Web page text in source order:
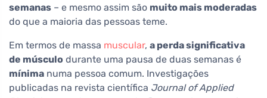
semanas – e mesmo assim são muito mais moderadas
do que a maioria das pessoas teme.
Em termos de massa muscular, a perda significativa
de músculo durante uma pausa de duas semanas é
mínima numa pessoa comum. Investigações
publicadas na revista científica Journal of Applied